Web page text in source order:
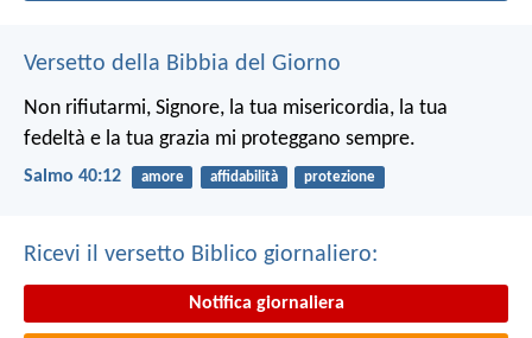
Versetto della Bibbia del Giorno
Non rifiutarmi, Signore, la tua misericordia, la tua
fedeltà e la tua grazia mi proteggano sempre.
Salmo 40:12 amore affidabilità protezione
Ricevi il versetto Biblico giornaliero:
Notifica giornaliera